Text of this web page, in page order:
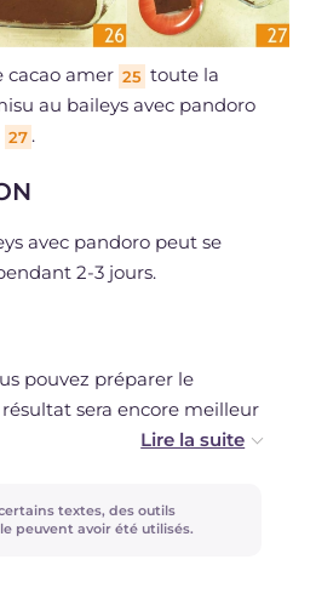
cacao amer 25 toute la
au baileys avec pandoro
27 .
avec pandoro peut se
2-3 jours.
pouvez préparer le
sera encore meilleur
pasteuriser les œufs, vous
de notre tiramisu
textes, des outils
peuvent avoir été utilisés.